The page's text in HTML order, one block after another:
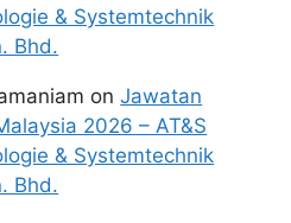
& Systemtechnik
Bhd.
onJawatan
2026 – AT&S
& Systemtechnik
Bhd.